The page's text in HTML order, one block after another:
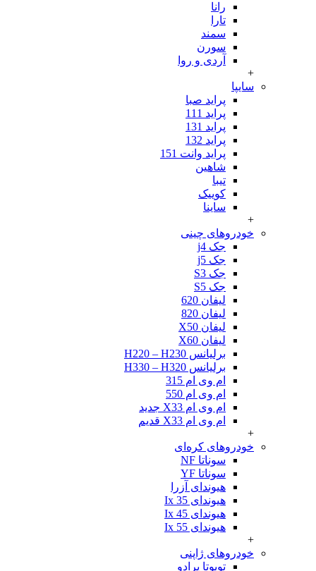
رانا
تارا
سمند
سورن
آردی و روا
+
سایپا
پراید صبا
پراید 111
پراید 131
پراید 132
پراید وانت 151
شاهین
تیبا
کوییک
ساینا
+
خودروهای چینی
جک j4
جک j5
جک S3
جک S5
لیفان 620
لیفان 820
لیفان X50
لیفان X60
برلیانس H220 – H230
برلیانس H330 – H320
ام وی ام 315
ام وی ام 550
ام وی ام X33 جدید
ام وی ام X33 قدیم
+
خودروهای کره‌ای
سوناتا NF
سوناتا YF
هیوندای آزرا
هیوندای Ix 35
هیوندای Ix 45
هیوندای Ix 55
+
خودروهای ژاپنی
تویوتا پرادو